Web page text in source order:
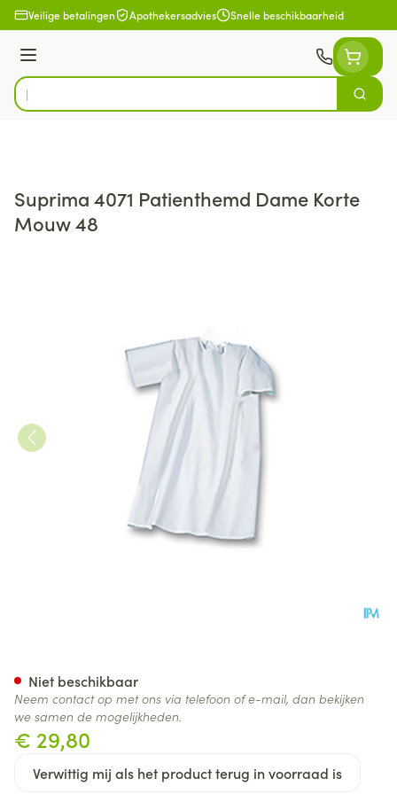
Ga naar de inhoud
Veilige betalingen Apothekersadvies Snelle beschikbaarheid
Menu
Product, merk, categorie...
Zoek
Suprima 4071 Patienthemd Dame Korte
Mouw 48
€ 29,80
Verwittig mij als het product terug in voorraad is
Niet beschikbaar
Neem contact op met ons via telefoon of e-mail, dan bekijken
we samen de mogelijkheden.